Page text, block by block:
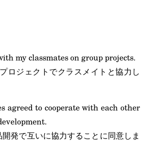
my classmates on group projects.
ロジェクトでクラスメイトと協力し
agreed to cooperate with each other
開発で互いに協力することに同意しま